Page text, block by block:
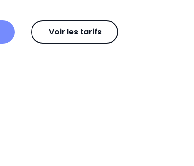
Voir les tarifs